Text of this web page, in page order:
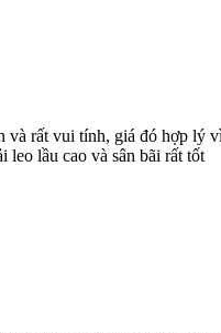
và rất vui tính, giá đó hợp lý
leo lầu cao và sân bãi rất tốt